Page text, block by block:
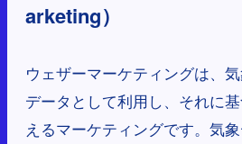
arketing）
ウェザーマーケティングは、
データとして利用し、それに
えるマーケティングです。気象